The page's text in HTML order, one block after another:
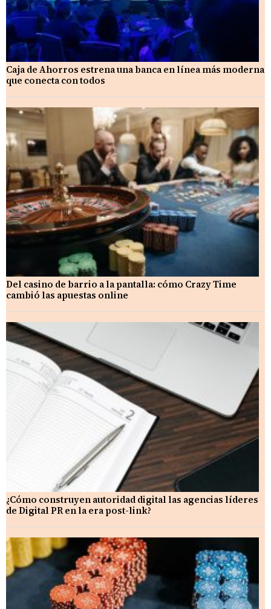
Caja de Ahorros estrena una banca en línea más moderna
que conecta con todos
Del casino de barrio a la pantalla: cómo Crazy Time
cambió las apuestas online
¿Cómo construyen autoridad digital las agencias líderes
de Digital PR en la era post-link?